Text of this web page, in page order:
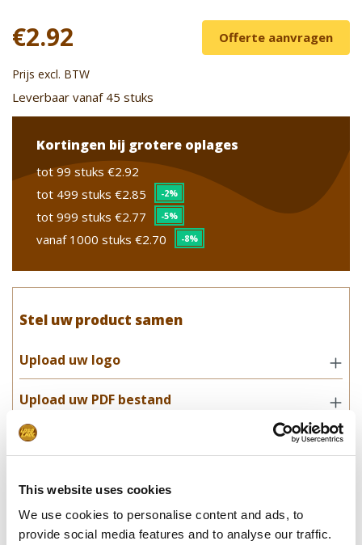
This website uses cookies
We use cookies to personalise content and ads, to
provide social media features and to analyse our traffic.
€2.92 Offerte aanvragen
Prijs excl. BTW
Leverbaar vanaf 45 stuks
Kortingen bij grotere oplages
tot 99 stuks €2.92
tot 499 stuks €2.85 -2%
tot 999 stuks €2.77 -5%
vanaf 1000 stuks €2.70 -8%
Stel uw product samen
Upload uw logo
Upload uw PDF bestand
Smaakcombinaties
leverdatum